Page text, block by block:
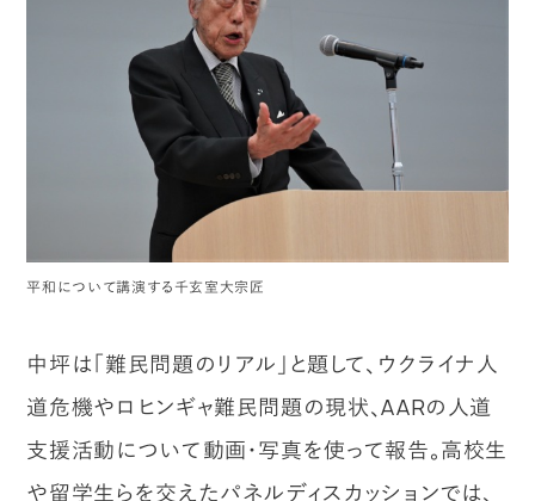
平和について講演する千玄室大宗匠
中坪は「難民問題のリアル」と題して、ウクライナ人
道危機やロヒンギャ難民問題の現状、AARの人道
支援活動について動画・写真を使って報告。高校生
や留学生らを交えたパネルディスカッションでは、